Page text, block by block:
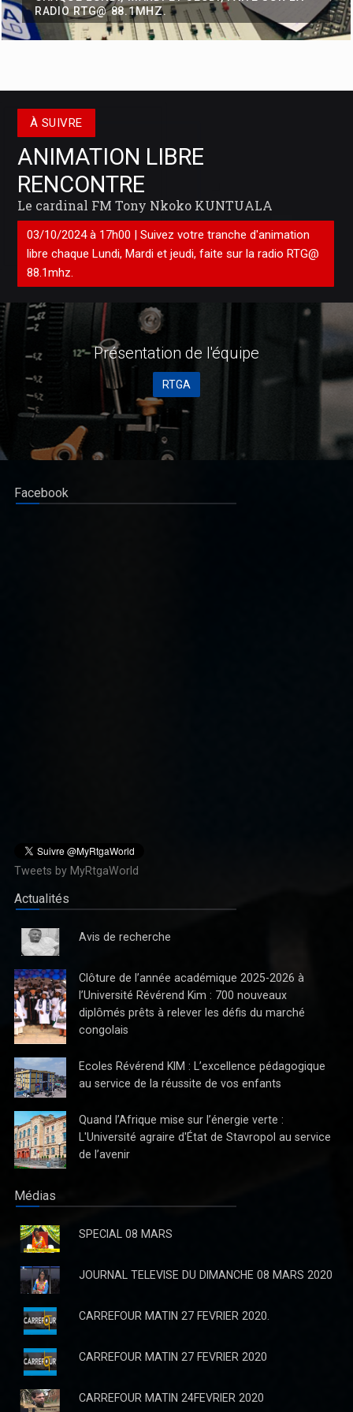
allou�
Débat sur la réforme constitutionnelle : Vital Kamerhe, «
l’impératif de la paix et sécurité ! »
La position de Vital Kamerhe sur la réforme de la Constitution tel
que préconisée par le Chef de l’Etat depuis la ville de Kisangani,
après la sortie médiatique de Jean Pierre Bemba en particul
Dans le contexte actuel des velléités de balkanisation de la
RDC : L’Hon. Katuala fustige l’ambiguïté autour de l’art 217
séjour de travail à Kisangani, a annoncé qu’il mettra en place dès
Proposition de Modification de la Loi n°22-069 dite « Loi
bancaire » par l'Honorable KASANDA KATUALA Olivier en 5
Le 27 décembre 2022, la République Démocratique du Congo
réglementaire des établissements de crédit. Bien que cette
initiative para
RADIO RTG@ 88.1MHZ.
À SUIVRE
ANIMATION LIBRE
RENCONTRE
Le cardinal FM Tony Nkoko KUNTUALA
03/10/2024 à 17h00 | Suivez votre tranche d'animation
libre chaque Lundi, Mardi et jeudi, faite sur la radio RTG@
88.1mhz.
Présentation de l'équipe
RTGA
Facebook
Tweets by MyRtgaWorld
Actualités
Avis de recherche
Clôture de l’année académique 2025-2026 à
l’Université Révérend Kim : 700 nouveaux
diplômés prêts à relever les défis du marché
congolais
Ecoles Révérend KIM : L’excellence pédagogique
au service de la réussite de vos enfants
Quand l’Afrique mise sur l’énergie verte :
L'Université agraire d'État de Stavropol au service
de l’avenir
Médias
SPECIAL 08 MARS
JOURNAL TELEVISE DU DIMANCHE 08 MARS 2020
CARREFOUR MATIN 27 FEVRIER 2020.
CARREFOUR MATIN 27 FEVRIER 2020
CARREFOUR MATIN 24FEVRIER 2020